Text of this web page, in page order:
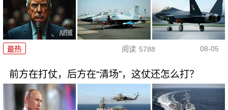
最热 阅读 5788 08-05
前方在打仗，后方在“清场”，这仗还怎么打？